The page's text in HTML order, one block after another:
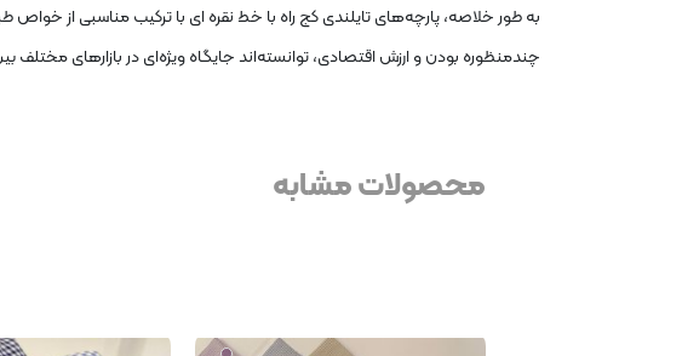
به طور خلاصه، پارچه‌های تایلندی کج راه با خط نقره ای با ترکیب مناسبی از
چندمنظوره بودن و ارزش اقتصادی، توانسته‌اند جایگاه ویژه‌ای در بازارهای مختلف
محصولات مشابه